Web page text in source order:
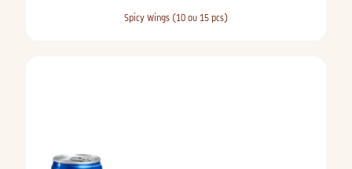
Spicy Wings (10 ou 15 pcs)